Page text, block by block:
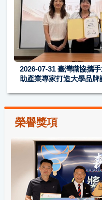
2026-07-31臺灣職協攜
助產業專家打造大學品牌
榮譽獎項